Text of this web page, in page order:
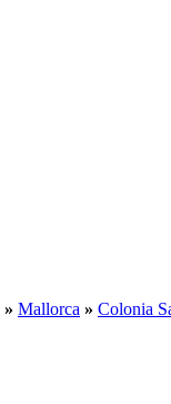
» Mallorca » Colonia